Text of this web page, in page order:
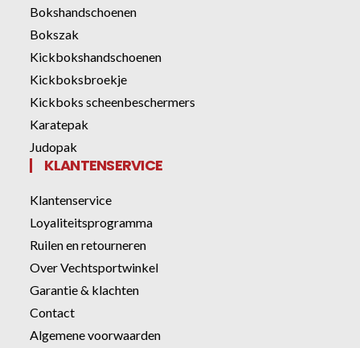
Bokshandschoenen
Bokszak
Kickbokshandschoenen
Kickboksbroekje
Kickboks scheenbeschermers
Karatepak
Judopak
KLANTENSERVICE
Klantenservice
Loyaliteitsprogramma
Ruilen en retourneren
Over Vechtsportwinkel
Garantie & klachten
Contact
Algemene voorwaarden